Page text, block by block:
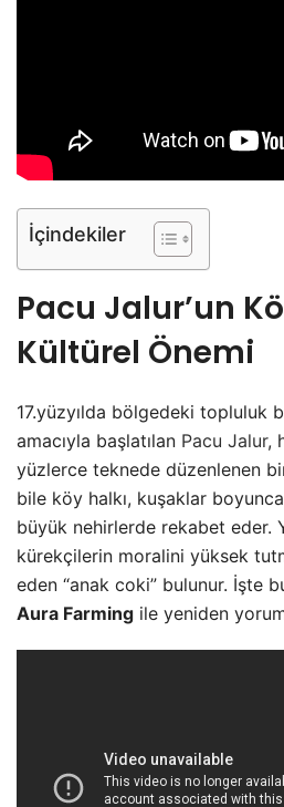
İçindekiler
Pacu Jalur’un
Kültürel Önemi
17.yüzyılda bölgedeki topluluk
amacıyla başlatılan Pacu Jalur,
yüzlerce teknede düzenlenen
bile köy halkı, kuşaklar
büyük nehirlerde rekabet eder.
kürekçilerin moralini yüksek
eden “anak coki” bulunur. İşte
Aura Farming ile yeniden